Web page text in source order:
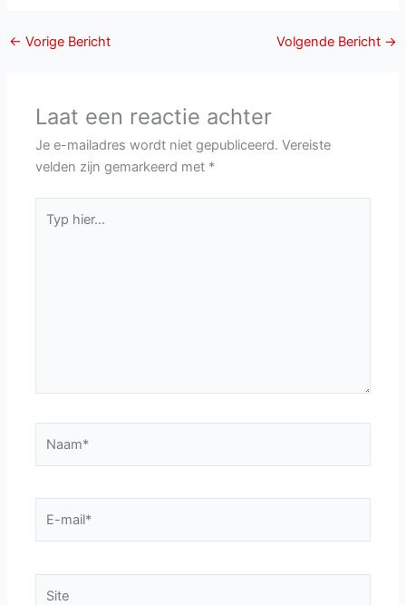
← Vorige Bericht Volgende Bericht →
Laat een reactie achter
Je e-mailadres wordt niet gepubliceerd. Vereiste
velden zijn gemarkeerd met *
hier...